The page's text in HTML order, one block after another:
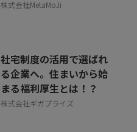
株式会社MetaMoJi
社宅制度の活用で選ばれ
る企業へ。住まいから始
まる福利厚生とは！？
株式会社ギガプライズ